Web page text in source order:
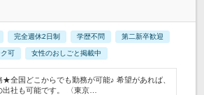
完全週休2日制 学歴不問 第二新卒歓迎
可 女性のおしごと掲載中
全国どこからでも勤務が可能♪ 希望があれば、
出社も可能です。 〈東京…